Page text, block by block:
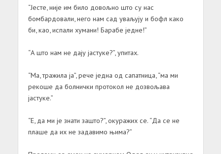
“Јесте, није им било довољно што су нас
бомбардовали, него нам сад уваљују и бофл како
би, као, испали хумани! Барабе једне!”
“А што нам не дају јастуке?”, упитах.
“Ма, тражила ја”, рече једна од сапатница, “ма ми
рекоше да болнички протокол не дозвољава
јастуке.”
“Е, да ми је знати зашто?”, окуражих се. “Да се не
плаше да их не задавимо њима?”